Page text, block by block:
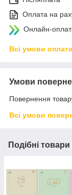
Оплата на
Онлайн-
Всі умови оплати
Умови
Повернення
Всі умови
Подібні товари